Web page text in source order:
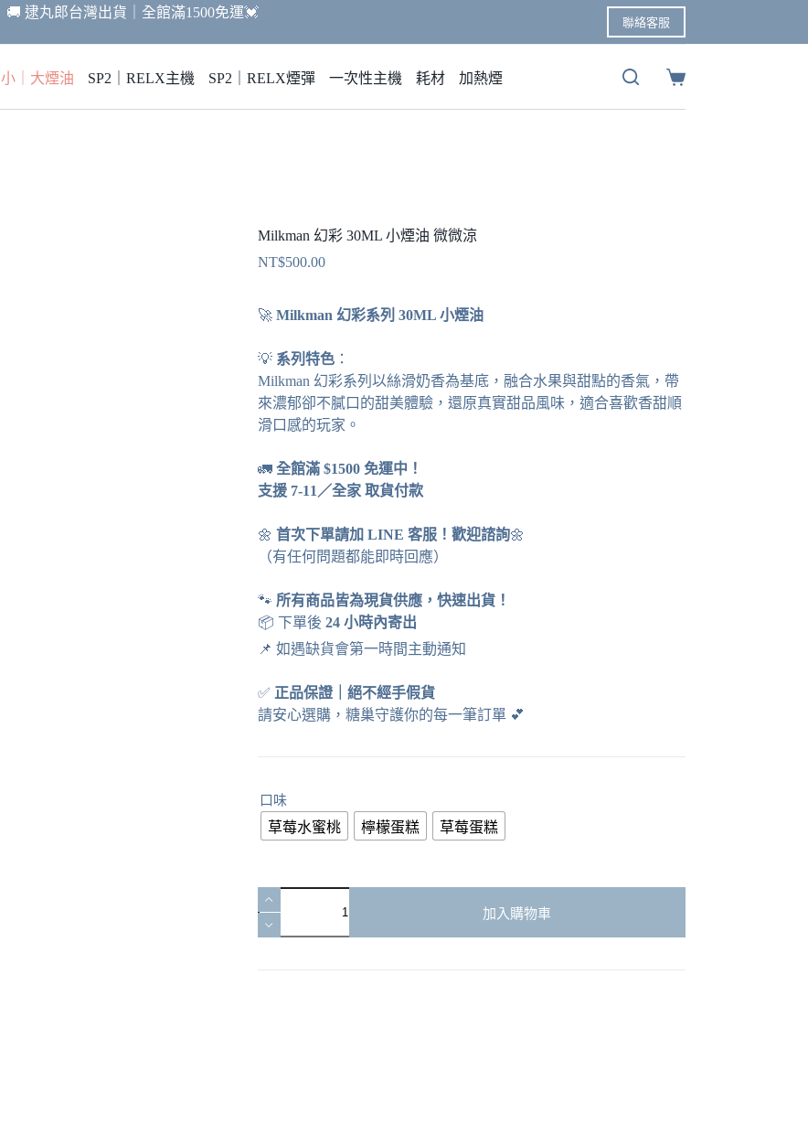
🚚 逮丸郎台灣出貨｜全館滿1500免運💓
聯絡客服
小｜大煙油 SP2｜RELX主機 SP2｜RELX煙彈 一次性主機 耗材 加熱煙
購
物
Milkman 幻彩 30ML 小煙油 微微涼
NT$500.00
🚀 Milkman 幻彩系列 30ML 小煙油
💡 系列特色：
Milkman 幻彩系列以絲滑奶香為基底，融合水果與甜點的香氣，帶
來濃郁卻不膩口的甜美體驗，還原真實甜品風味，適合喜歡香甜順
滑口感的玩家。
🚛全館滿 $1500 免運中！
支援 7-11／全家 取貨付款
🌼 首次下單請加 LINE 客服！歡迎諮詢🌼
（有任何問題都能即時回應）
🐾 所有商品皆為現貨供應，快速出貨！
📦 下單後 24 小時內寄出
📌 如遇缺貨會第一時間主動通知
✅ 正品保證｜ 絕不經手假貨
請安心選購，糖巢守護你的每一筆訂單 💕
口味
草莓水蜜桃 檸檬蛋糕 草莓蛋糕
Milkman
幻
彩
加入購物車